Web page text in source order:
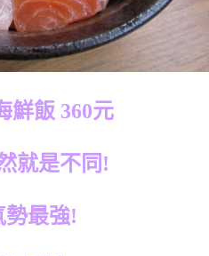
鮮飯 360元
就是不同!
勢最強!